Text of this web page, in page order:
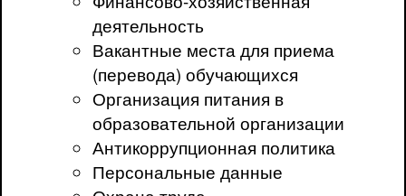
деятельность
Вакантные места для приема
(перевода) обучающихся
Организация питания в
образовательной организации
Антикоррупционная политика
Персональные данные